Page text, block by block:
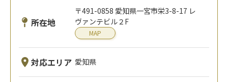
所在地
〒491-0858 愛知県一宮市栄3-8-17 レ
ヴァンテビル２F
MAP
対応エリア 愛知県